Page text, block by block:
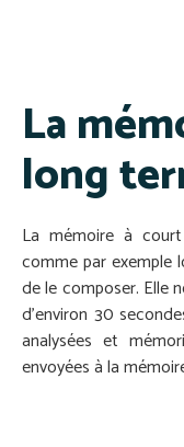
La
long
La mémoire à
comme par exemple
de le composer. Elle
d’environ 30
analysées et
envoyées à la